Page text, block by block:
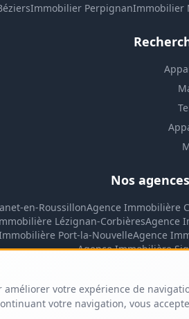
améliorer votre expérience de
votre navigation, vous
Immobilier PerpignanImmobilier
Nos
en-RoussillonAgence Immobilière
Lézignan-CorbièresAgence
Port-la-NouvelleAgence
Agence Immobilière